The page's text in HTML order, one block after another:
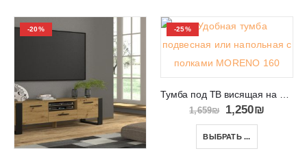
-20% -25%
1,659₪ 1,250₪
ВЫБРАТЬ ...